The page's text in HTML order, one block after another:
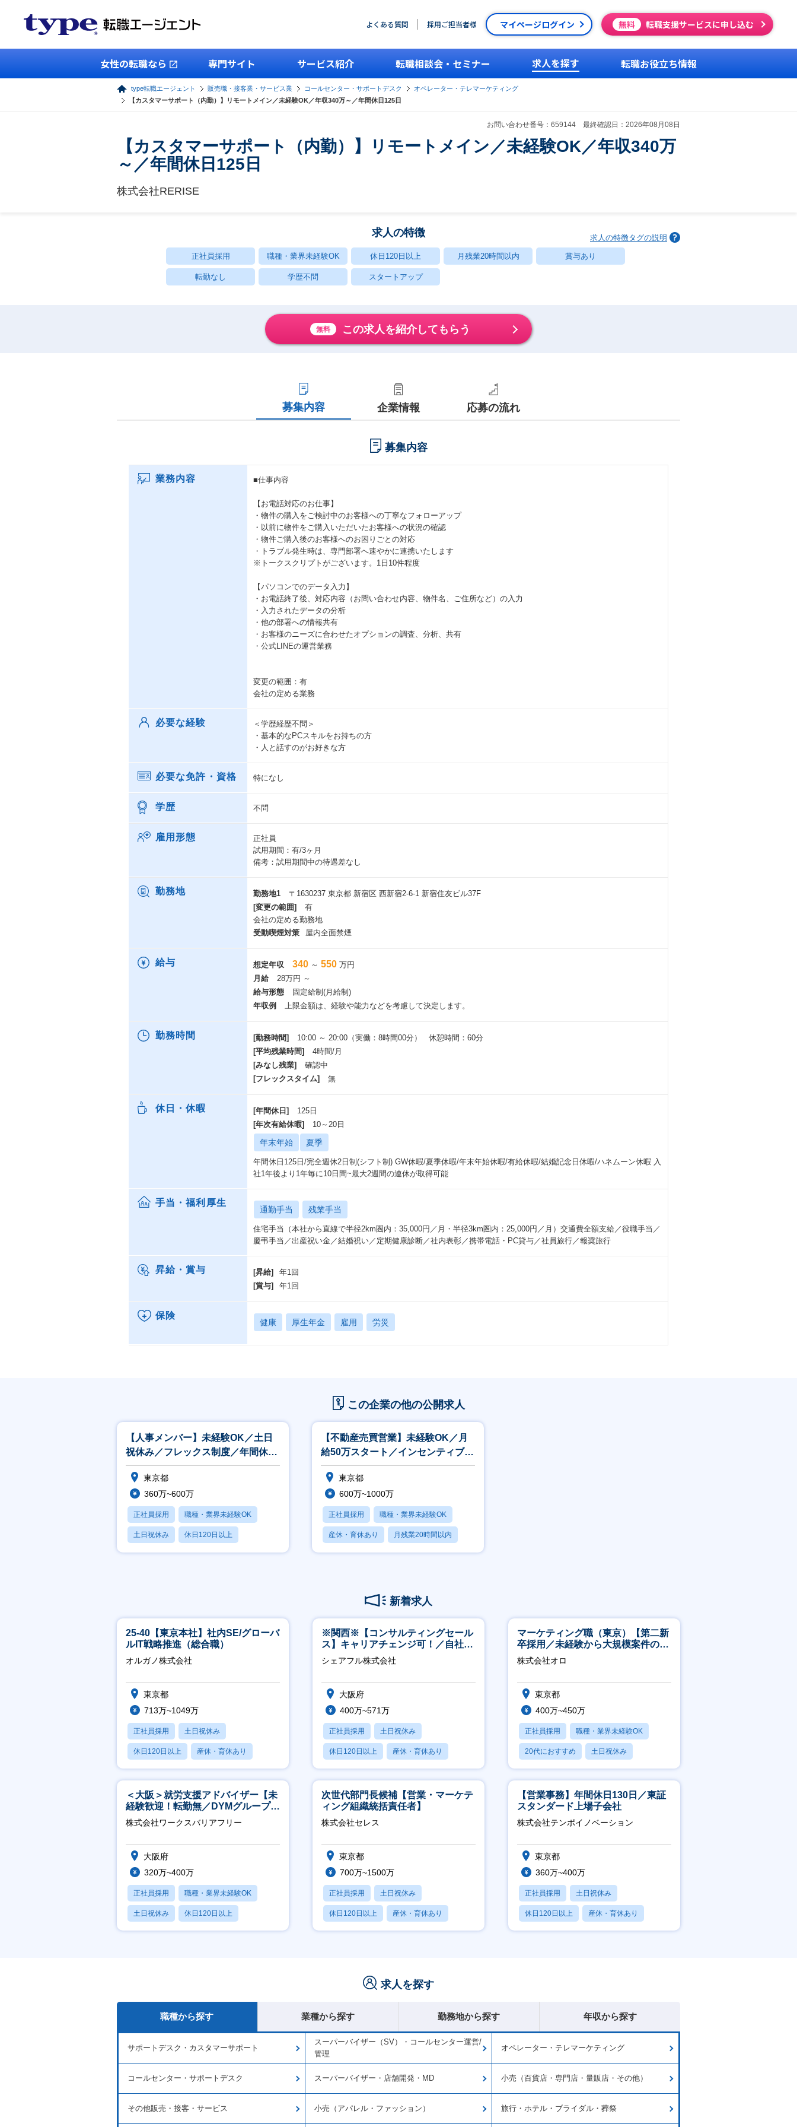
よくある質問 採用ご担当者様 マイページログイン 無料 転職支援サービスに申し込む
女性の転職なら 専門サイト サービス紹介 転職相談会・セミナー 求人を探す 転職お役立ち情報
type転職エージェント 販売職・接客業・サービス業 コールセンター・サポートデスク
オペレーター・テレマーケティング
【カスタマーサポート（内勤）】リモートメイン／未経験OK／年収340万～／年間休日125日
お問い合わせ番号：659144 最終確認日：2026年08月08日
【カスタマーサポート（内勤）】リモートメイン／未経験OK／年収340万
～／年間休日125日
株式会社RERISE
求人の特徴 求人の特徴タグの説明
正社員採用 職種・業界未経験OK 休日120日以上 月残業20時間以内 賞与あり
転勤なし 学歴不問 スタートアップ
無料 この求人を紹介してもらう
募集内容 企業情報 応募の流れ
募集内容
業務内容 ■仕事内容
【お電話対応のお仕事】
・物件の購入をご検討中のお客様への丁寧なフォローアップ
・以前に物件をご購入いただいたお客様への状況の確認
・物件ご購入後のお客様へのお困りごとの対応
・トラブル発生時は、専門部署へ速やかに連携いたします
※トークスクリプトがございます。1日10件程度
【パソコンでのデータ入力】
・お電話終了後、対応内容（お問い合わせ内容、物件名、ご住所など）の入力
・入力されたデータの分析
・他の部署への情報共有
・お客様のニーズに合わせたオプションの調査、分析、共有
・公式LINEの運営業務
変更の範囲：有
会社の定める業務
必要な経験
＜学歴経歴不問＞
・基本的なPCスキルをお持ちの方
・人と話すのがお好きな方
必要な免許・資格 特になし
学歴 不問
雇用形態
正社員
試用期間：有/3ヶ月
備考：試用期間中の待遇差なし
勤務地 勤務地1
〒1630237 東京都 新宿区 西新宿2-6-1 新宿住友ビル37F
[変更の範囲]
有
会社の定める勤務地
受動喫煙対策
屋内全面禁煙
給与 想定年収 340 ～ 550 万円
月給
28万円 ～
給与形態
固定給制(月給制)
年収例
上限金額は、経験や能力などを考慮して決定します。
勤務時間 [勤務時間]
10:00 ～ 20:00（実働：8時間00分） 休憩時間：60分
[平均残業時間]
4時間/月
[みなし残業]
確認中
[フレックスタイム]
無
休日・休暇 [年間休日]
125日
[年次有給休暇]
10～20日
年末年始 夏季
年間休日125日/完全週休2日制(シフト制) GW休暇/夏季休暇/年末年始休暇/有給休暇/結婚記念日休暇/ハネムーン休暇 入
社1年後より1年毎に10日間~最大2週間の連休が取得可能
手当・福利厚生
通勤手当 残業手当
住宅手当（本社から直線で半径2km圏内：35,000円／月・半径3km圏内：25,000円／月）交通費全額支給／役職手当／
慶弔手当／出産祝い金／結婚祝い／定期健康診断／社内表彰／携帯電話・PC貸与／社員旅行／報奨旅行
昇給・賞与 [昇給]
年1回
[賞与]
年1回
保険
健康 厚生年金 雇用 労災
この企業の他の公開求人
【人事メンバー】未経験OK／土日
祝休み／フレックス制度／年間休日
125日
東京都
360万~600万
正社員採用 職種・業界未経験OK
土日祝休み 休日120日以上
月残業20時間以内
【不動産売買営業】未経験OK／月
給50万スタート／インセンティブ豊
富／福利厚生充実
東京都
600万~1000万
正社員採用 職種・業界未経験OK
産休・育休あり 月残業20時間以内
賞与あり
新着求人
25-40【東京本社】社内SE/グローバ
ルIT戦略推進（総合職）
オルガノ株式会社
東京都
713万~1049万
正社員採用 土日祝休み
休日120日以上 産休・育休あり
月残業20時間以内
※関西※【コンサルティングセール
ス】キャリアチェンジ可！／自社サ
ービス『シェアフル』の営業
シェアフル株式会社
大阪府
400万~571万
正社員採用 土日祝休み
休日120日以上 産休・育休あり
賞与あり
マーケティング職（東京）【第二新
卒採用／未経験から大規模案件のマ
ーケティングが経験できる／研修充
実】
株式会社オロ
東京都
400万~450万
正社員採用 職種・業界未経験OK
20代におすすめ 土日祝休み
休日120日以上
＜大阪＞就労支援アドバイザー【未
経験歓迎！転勤無／DYMグループ／
ホスピタリティ高い方歓迎／土日
祝】
株式会社ワークスバリアフリー
大阪府
320万~400万
正社員採用 職種・業界未経験OK
土日祝休み 休日120日以上
産休・育休あり
次世代部門長候補【営業・マーケテ
ィング組織統括責任者】
株式会社セレス
東京都
700万~1500万
正社員採用 土日祝休み
休日120日以上 産休・育休あり
賞与あり
【営業事務】年間休日130日／東証
スタンダード上場子会社
株式会社テンポイノベーション
東京都
360万~400万
正社員採用 土日祝休み
休日120日以上 産休・育休あり
賞与あり
求人を探す
職種から探す 業種から探す 勤務地から探す 年収から探す
サポートデスク・カスタマーサポート
スーパーバイザー（SV）・コールセンター運営/
管理
オペレーター・テレマーケティング
コールセンター・サポートデスク スーパーバイザー・店舗開発・MD 小売（百貨店・専門店・量販店・その他）
その他販売・接客・サービス 小売（アパレル・ファッション） 旅行・ホテル・ブライダル・葬祭